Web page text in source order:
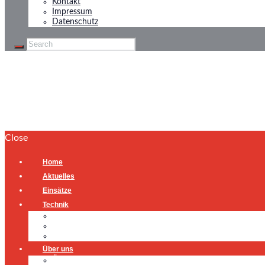
Kontakt
Impressum
Datenschutz
Close
Home
Aktuelles
Einsätze
Technik
Über uns